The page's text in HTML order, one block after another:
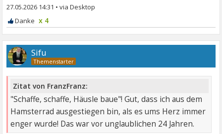
27.05.2026 14:31 •
x 4
Sifu
Zitat von FranzFranz:
"Schaffe, schaffe, Häusle baue"! Gut, dass ich aus dem
Hamsterrad ausgestiegen bin, als es ums Herz immer
enger wurde! Das war vor unglaublichen 24 Jahren.